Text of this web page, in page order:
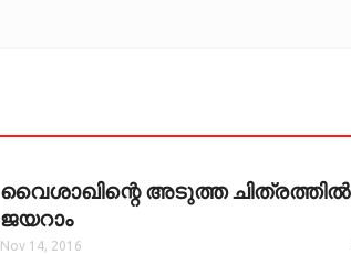
വൈശാഖിന്റെ അടുത്ത ചിത്രത്തില്‍
ജയറാം
Nov 14, 2016